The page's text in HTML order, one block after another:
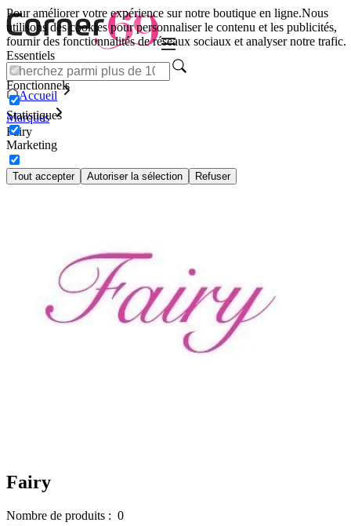
Pour améliorer votre expérience sur notre boutique en ligne.Nous
utilisons des cookies pour personnaliser le contenu et les publicités,
fournir des fonctionnalités de réseaux sociaux et analyser notre trafic.
Essentiels
Fonctionnels
Statistiques
Marketing
Tout accepter Autoriser la sélection Refuser
Accueil
Marques
Fairy
Fairy
Nombre de produits : 0